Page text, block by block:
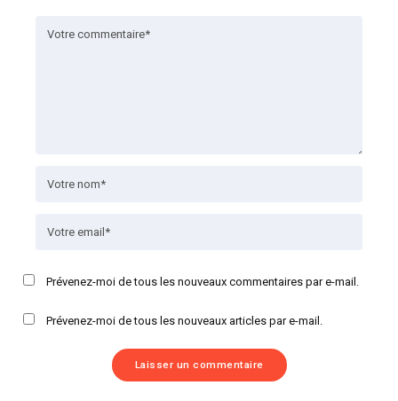
Prévenez-moi de tous les nouveaux commentaires par e-mail.
Prévenez-moi de tous les nouveaux articles par e-mail.